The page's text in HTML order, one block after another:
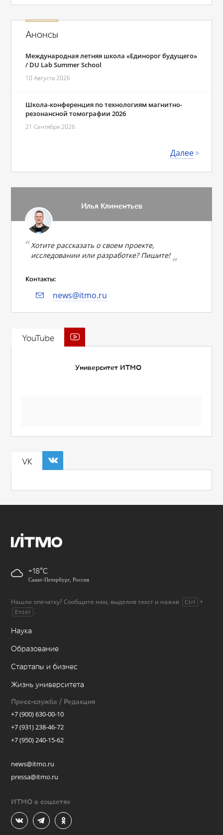
Анонсы
Международная летняя школа «Единорог будущего»
/ DU Lab Summer School
10 Августа 2026
Школа-конференция по технологиям магнитно-
резонансной томографии 2026
21 Сентября 2026
Далее
Илья Климентьев
Хотите рассказать о своем проекте,
исследовании или разработке? Пишите!
Контакты:
news@itmo.ru
YouTube
Университет ИТМО
VK
+18
Санкт-Петербург, Россия
Нашли опечатку? Сообщите нам, выделив текст и нажав Ctrl +
Enter .
Наука
Образование
Стартапы и бизнес
Жизнь университета
Пресс-служба / Редакция
+7 (900) 630-00-10
+7 (931) 238-46-72
+7 (950) 240-15-62
news@itmo.ru
pressa@itmo.ru
ИТМО в соцсетях